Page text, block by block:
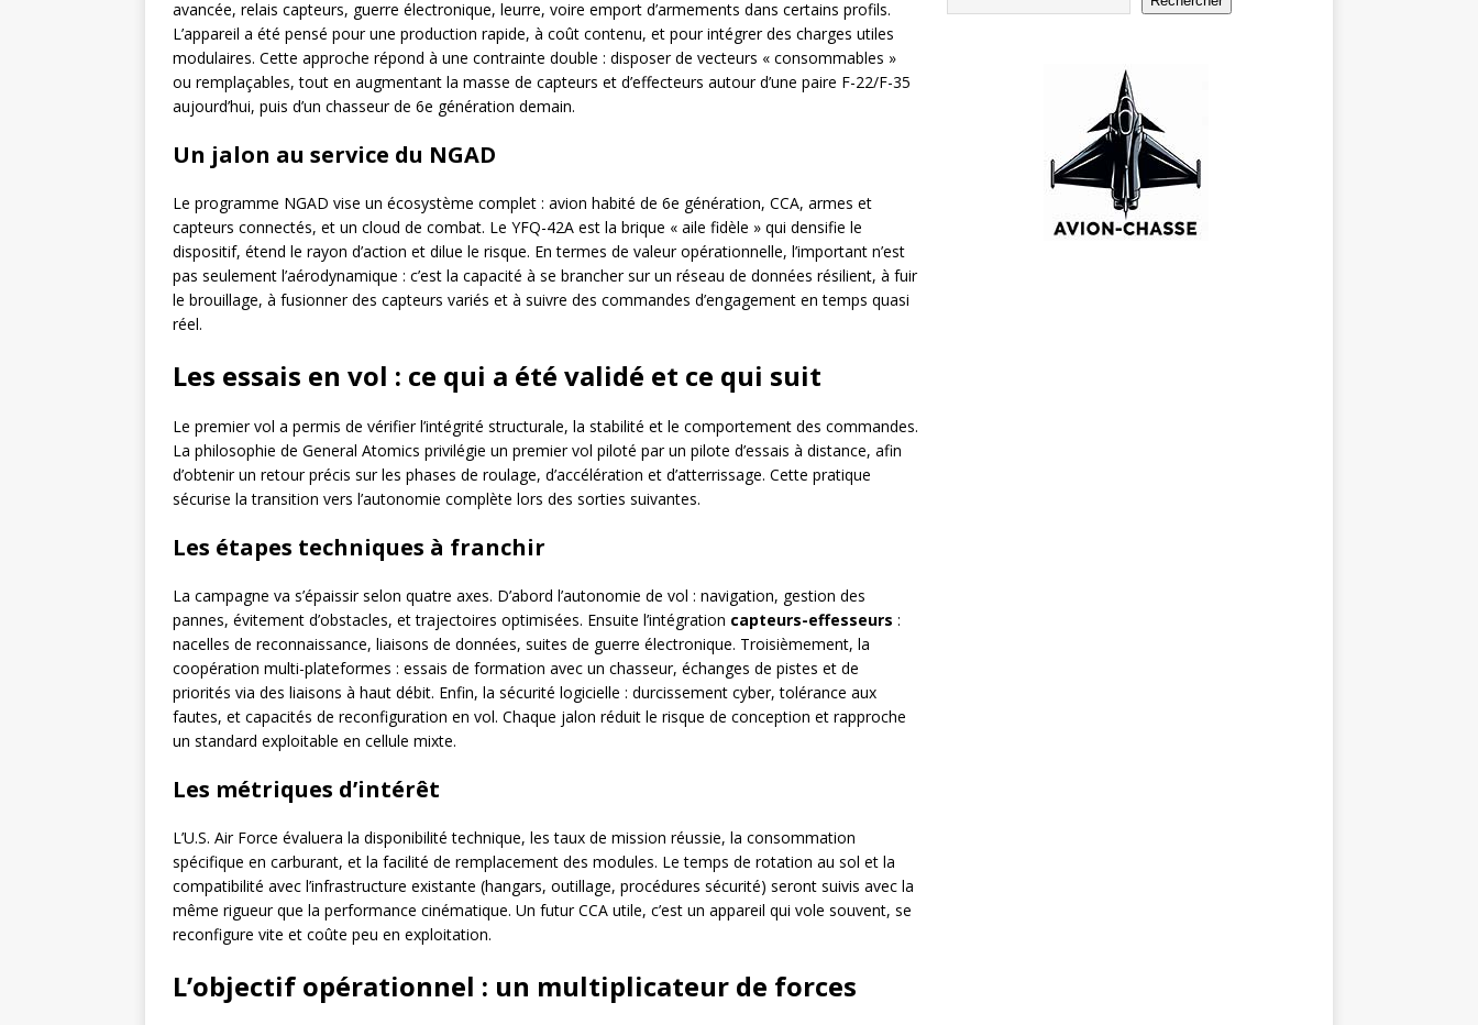
avancée, relais capteurs, guerre électronique, leurre, voire emport d’armements dans certains profils.
L’appareil a été pensé pour une production rapide, à coût contenu, et pour intégrer des charges utiles
modulaires. Cette approche répond à une contrainte double : disposer de vecteurs « consommables »
ou remplaçables, tout en augmentant la masse de capteurs et d’effecteurs autour d’une paire F-22/F-35
aujourd’hui, puis d’un chasseur de 6e génération demain.
Un jalon au service du NGAD
Le programme NGAD vise un écosystème complet : avion habité de 6e génération, CCA, armes et
capteurs connectés, et un cloud de combat. Le YFQ-42A est la brique « aile fidèle » qui densifie le
dispositif, étend le rayon d’action et dilue le risque. En termes de valeur opérationnelle, l’important n’est
pas seulement l’aérodynamique : c’est la capacité à se brancher sur un réseau de données résilient, à fuir
le brouillage, à fusionner des capteurs variés et à suivre des commandes d’engagement en temps quasi
réel.
Les essais en vol : ce qui a été validé et ce qui suit
Le premier vol a permis de vérifier l’intégrité structurale, la stabilité et le comportement des commandes.
La philosophie de General Atomics privilégie un premier vol piloté par un pilote d’essais à distance, afin
d’obtenir un retour précis sur les phases de roulage, d’accélération et d’atterrissage. Cette pratique
sécurise la transition vers l’autonomie complète lors des sorties suivantes.
Les étapes techniques à franchir
La campagne va s’épaissir selon quatre axes. D’abord l’autonomie de vol : navigation, gestion des
pannes, évitement d’obstacles, et trajectoires optimisées. Ensuite l’intégration capteurs-effesseurs :
nacelles de reconnaissance, liaisons de données, suites de guerre électronique. Troisièmement, la
coopération multi-plateformes : essais de formation avec un chasseur, échanges de pistes et de
priorités via des liaisons à haut débit. Enfin, la sécurité logicielle : durcissement cyber, tolérance aux
fautes, et capacités de reconfiguration en vol. Chaque jalon réduit le risque de conception et rapproche
un standard exploitable en cellule mixte.
Les métriques d’intérêt
L’U.S. Air Force évaluera la disponibilité technique, les taux de mission réussie, la consommation
spécifique en carburant, et la facilité de remplacement des modules. Le temps de rotation au sol et la
compatibilité avec l’infrastructure existante (hangars, outillage, procédures sécurité) seront suivis avec la
même rigueur que la performance cinématique. Un futur CCA utile, c’est un appareil qui vole souvent, se
reconfigure vite et coûte peu en exploitation.
L’objectif opérationnel : un multiplicateur de forces